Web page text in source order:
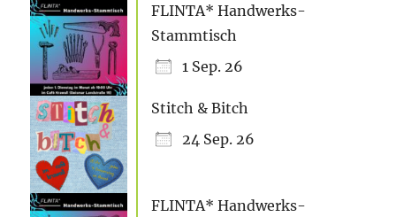
FLINTA* Handwerks-
Stammtisch
1 Sep. 26
Stitch & Bitch
24 Sep. 26
FLINTA* Handwerks-